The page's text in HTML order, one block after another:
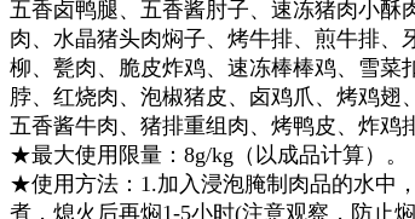
五香卤鸭腿、五香酱肘子、速冻猪肉小
肉、水晶猪头肉焖子、烤牛排、煎牛排
柳、甏肉、脆皮炸鸡、速冻棒棒鸡、雪
脖、红烧肉、泡椒猪皮、卤鸡爪、烤鸡翅
五香酱牛肉、猪排重组肉、烤鸭皮、炸鸡
★最大使用限量： 8g/kg（以成品计算） 。
★使用方法：1.加入浸泡腌制肉品的水中
煮，熄火后再焖1-5小时(注意观察，防止